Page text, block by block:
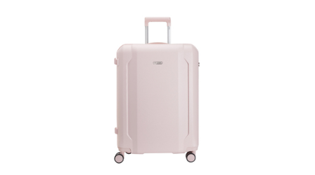
цього всередині є одне загальне відділення. Додатково необхідні
дрібниці можна розмістити в невеликих кишенях: прозорій на
блискавці та кишені-сітці на резинці.